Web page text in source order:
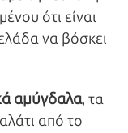
ότι είναι
να βόσκει
αμύγδαλα, τα
από το